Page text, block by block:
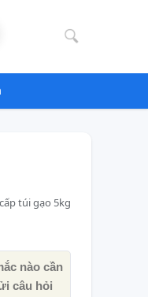
túi gạo 5kg
nào cần
câu hỏi